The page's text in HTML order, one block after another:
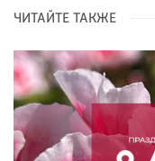
ЧИТАЙТЕ ТАКЖЕ